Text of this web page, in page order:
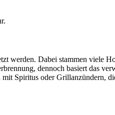
werden. Dabei stammen viele
dennoch basiert das
Spiritus oder Grillanzündern,